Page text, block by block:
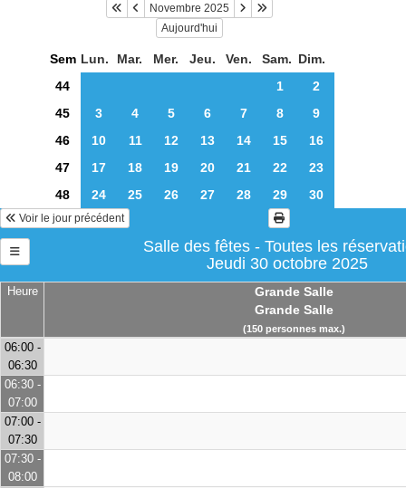
Novembre 2025
Aujourd'hui
Sem Lun. Mar. Mer. Jeu. Ven. Sam. Dim.
44
1
2
45
3 4 5 6 7 8
9
46
10 11 12 13 14 15
16
47
17 18 19 20 21 22
23
48
24 25 26 27 28 29 30
Voir le jour précédent
Salle des fêtes - Toutes les
Jeudi 30 octobre 2025
Heure
Grande Salle
Grande Salle
(150 personnes max.)
06:00 -
06:30
06:30 -
07:00
07:00 -
07:30
07:30 -
08:00